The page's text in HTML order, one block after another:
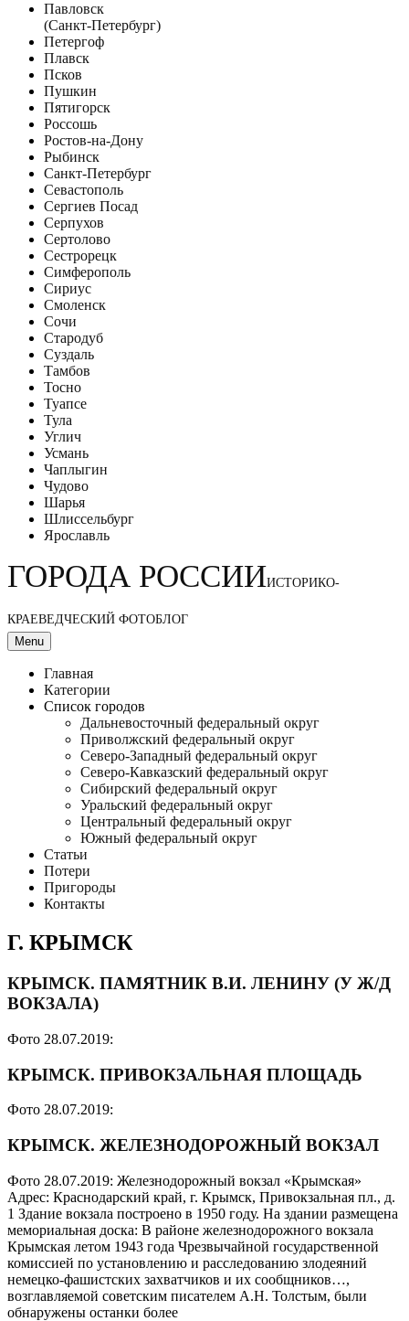
Павловск
(Санкт-Петербург)
Петергоф
Плавск
Псков
Пушкин
Пятигорск
Россошь
Ростов-на-Дону
Рыбинск
Санкт-Петербург
Севастополь
Сергиев Посад
Серпухов
Сертолово
Сестрорецк
Симферополь
Сириус
Смоленск
Сочи
Стародуб
Суздаль
Тамбов
Тосно
Туапсе
Тула
Углич
Усмань
Чаплыгин
Чудово
Шарья
Шлиссельбург
Ярославль
ГОРОДА РОССИИИСТОРИКО-
КРАЕВЕДЧЕСКИЙ ФОТОБЛОГ
Menu
Главная
Категории
Список городов
Дальневосточный федеральный округ
Приволжский федеральный округ
Северо-Западный федеральный округ
Северо-Кавказский федеральный округ
Сибирский федеральный округ
Уральский федеральный округ
Центральный федеральный округ
Южный федеральный округ
Статьи
Потери
Пригороды
Контакты
Г. КРЫМСК
КРЫМСК. ПАМЯТНИК В.И. ЛЕНИНУ (У Ж/Д
ВОКЗАЛА)
Фото 28.07.2019:
КРЫМСК. ПРИВОКЗАЛЬНАЯ ПЛОЩАДЬ
Фото 28.07.2019:
КРЫМСК. ЖЕЛЕЗНОДОРОЖНЫЙ ВОКЗАЛ
Фото 28.07.2019: Железнодорожный вокзал «Крымская»
Адрес: Краснодарский край, г. Крымск, Привокзальная пл., д.
1 Здание вокзала построено в 1950 году. На здании размещена
мемориальная доска: В районе железнодорожного вокзала
Крымская летом 1943 года Чрезвычайной государственной
комиссией по установлению и расследованию злодеяний
немецко-фашистских захватчиков и их сообщников…,
возглавляемой советским писателем А.Н. Толстым, были
обнаружены останки более